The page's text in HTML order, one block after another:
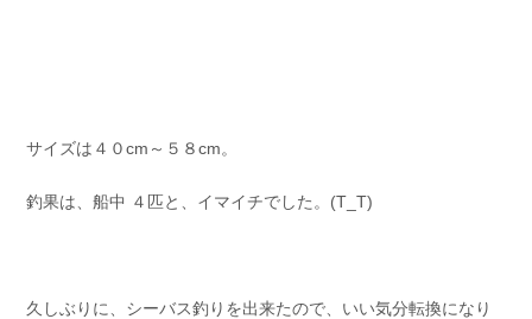
サイズは４０cm～５８cm。
釣果は、船中 ４匹と、イマイチでした。(T_T)
久しぶりに、シーバス釣りを出来たので、いい気分転換になり